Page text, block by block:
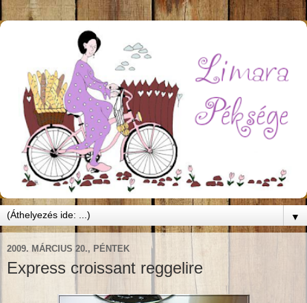
▼
2009. MÁRCIUS 20., PÉNTEK
Express croissant reggelire